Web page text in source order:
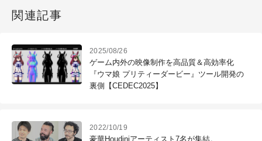
関連記事
2025/08/26
ゲーム内外の映像制作を高品質＆高効率化
『ウマ娘 プリティーダービー』ツール開発の
裏側【CEDEC2025】
2022/10/19
豪華Houdiniアーティスト7名が集結。